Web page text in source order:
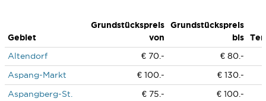
Gebiet
Grundstückspreis
von
Grundstückspreis
bis
Altendorf
€ 70.-
€ 80.-
Aspang-Markt
€ 100.-
€ 130.-
Aspangberg-St.
€ 75.- € 100.-